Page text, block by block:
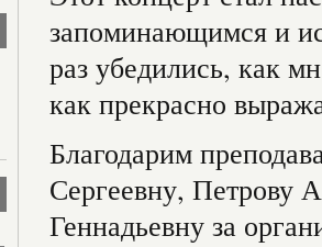
запоминающимся и
раз убедились, как
как прекрасно
Благодарим
Сергеевну,
Геннадьевну за